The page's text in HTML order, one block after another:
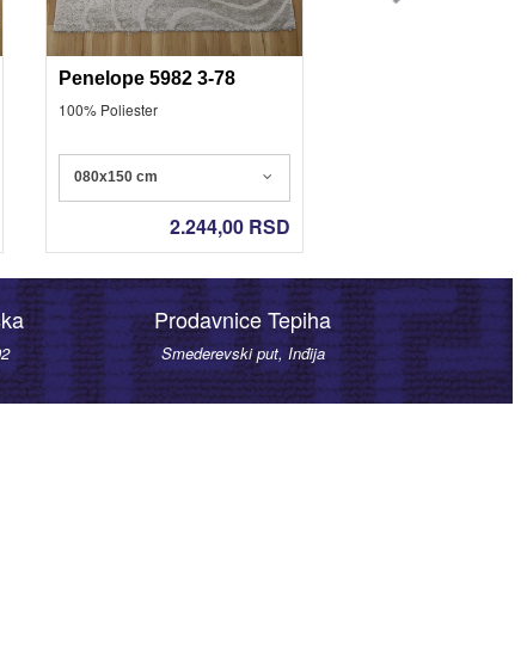
Penelope 5982 3-78
100% Poliester
080x150 cm
2.244,00 RSD
Prodavnice Tepiha
Smederevski put, Inđija